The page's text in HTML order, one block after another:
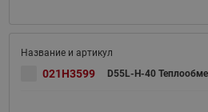
021H3599 D55L-H-40